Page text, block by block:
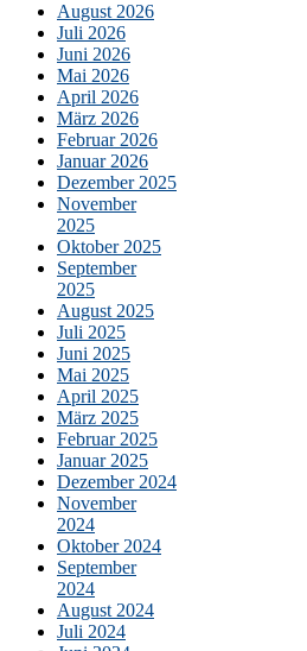
August 2026
Juli 2026
Juni 2026
Mai 2026
April 2026
März 2026
Februar 2026
Januar 2026
Dezember 2025
November
2025
Oktober 2025
September
2025
August 2025
Juli 2025
Juni 2025
Mai 2025
April 2025
März 2025
Februar 2025
Januar 2025
Dezember 2024
November
2024
Oktober 2024
September
2024
August 2024
Juli 2024